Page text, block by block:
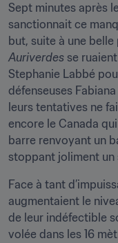
Sept minutes après
sanctionnait ce
Auriverdes se
Stephanie Labbé
défenseuses
leurs tentatives ne
encore le Canada
barre renvoyant un
stoppant joliment un
Face à tant
augmentaient le
de leur indéfectible
volée dans les 16